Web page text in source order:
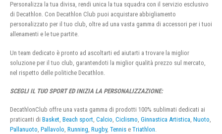
Personalizza la tua divisa, rendi unica la tua squadra con il servizio esclusivo
di Decathlon. Con Decathlon Club puoi acquistare abbigliamento
personalizzato per il tuo club, oltre ad una vasta gamma di accessori per i tuoi
allenamenti e le tue partite.
Un team dedicato è pronto ad ascoltarti ed aiutarti a trovare la miglior
soluzione per il tuo club, garantendoti la miglior qualità prezzo sul mercato,
nel rispetto delle politiche Decathlon.
SCEGLI IL TUO SPORT ED INIZIA LA PERSONALIZZAZIONE:
DecathlonClub offre una vasta gamma di prodotti 100% sublimati dedicati ai
praticanti di Basket, Beach sport, Calcio, Ciclismo, Ginnastica Artistica, Nuoto,
Pallanuoto, Pallavolo, Running, Rugby, Tennis e Triathlon.